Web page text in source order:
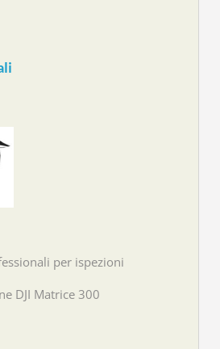
per ispezioni
DJI Matrice 300